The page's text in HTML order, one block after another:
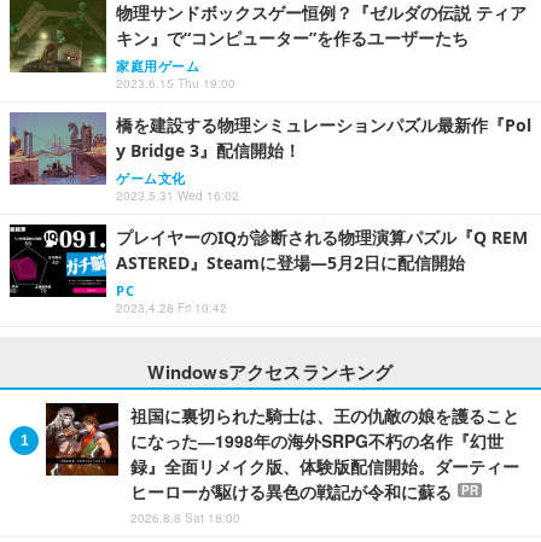
物理サンドボックスゲー恒例？『ゼルダの伝説 ティア
キン』で“コンピューター”を作るユーザーたち
家庭用ゲーム
2023.6.15 Thu 19:00
橋を建設する物理シミュレーションパズル最新作『Pol
y Bridge 3』配信開始！
ゲーム文化
2023.5.31 Wed 16:02
プレイヤーのIQが診断される物理演算パズル『Q REM
ASTERED』Steamに登場―5月2日に配信開始
PC
2023.4.28 Fri 10:42
Windowsアクセスランキング
祖国に裏切られた騎士は、王の仇敵の娘を護ること
になった―1998年の海外SRPG不朽の名作『幻世
録』全面リメイク版、体験版配信開始。ダーティー
ヒーローが駆ける異色の戦記が令和に蘇る
PR
2026.8.8 Sat 18:00